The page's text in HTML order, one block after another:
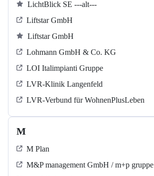
LichtBlick SE ---alt---
Liftstar GmbH
Liftstar GmbH
Lohmann GmbH & Co. KG
LOI Italimpianti Gruppe
LVR-Klinik Langenfeld
LVR-Verbund für WohnenPlusLeben
M
M Plan
M&P management GmbH / m+p gruppe